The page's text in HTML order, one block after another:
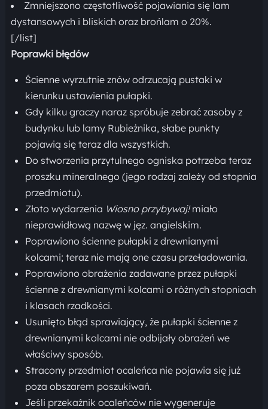
Zmniejszono częstotliwość pojawiania się lam
dystansowych i bliskich oraz brońlam o 20%.
[/list]
Poprawki błędów
Ścienne wyrzutnie znów odrzucają pustaki w
kierunku ustawienia pułapki.
Gdy kilku graczy naraz spróbuje zebrać zasoby z
budynku lub lamy Rubieżnika, słabe punkty
pojawią się teraz dla wszystkich.
Do stworzenia przytulnego ogniska potrzeba teraz
proszku mineralnego (jego rodzaj zależy od stopnia
przedmiotu).
Złoto wydarzenia Wiosno przybywaj!miało
nieprawidłową nazwę w jęz. angielskim.
Poprawiono ścienne pułapki z drewnianymi
kolcami; teraz nie mają one czasu przeładowania.
Poprawiono obrażenia zadawane przez pułapki
ścienne z drewnianymi kolcami o różnych stopniach
i klasach rzadkości.
Usunięto błąd sprawiający, że pułapki ścienne z
drewnianymi kolcami nie odbijały obrażeń we
właściwy sposób.
Stracony przedmiot ocaleńca nie pojawia się już
poza obszarem poszukiwań.
Jeśli przekaźnik ocaleńców nie wygeneruje